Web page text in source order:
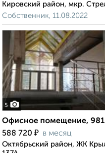
Кировский район, мкр.
Собственник, 11.08.2022
5
Офисное помещение, 981
588 720 ₽ в месяц
Октябрьский район, ЖК